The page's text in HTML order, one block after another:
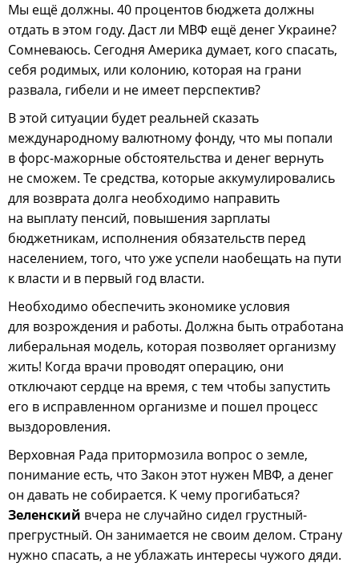
Мы ещё должны. 40 процентов бюджета должны
отдать в этом году. Даст ли МВФ ещё денег Украине?
Сомневаюсь. Сегодня Америка думает, кого спасать,
себя родимых, или колонию, которая на грани
развала, гибели и не имеет перспектив?
В этой ситуации будет реальней сказать
международному валютному фонду, что мы попали
в форс-мажорные обстоятельства и денег вернуть
не сможем. Те средства, которые аккумулировались
для возврата долга необходимо направить
на выплату пенсий, повышения зарплаты
бюджетникам, исполнения обязательств перед
населением, того, что уже успели наобещать на пути
к власти и в первый год власти.
Необходимо обеспечить экономике условия
для возрождения и работы. Должна быть отработана
либеральная модель, которая позволяет организму
жить! Когда врачи проводят операцию, они
отключают сердце на время, с тем чтобы запустить
его в исправленном организме и пошел процесс
выздоровления.
Верховная Рада притормозила вопрос о земле,
понимание есть, что Закон этот нужен МВФ, а денег
он давать не собирается. К чему прогибаться?
Зеленский вчера не случайно сидел грустный-
прегрустный. Он занимается не своим делом. Страну
нужно спасать, а не ублажать интересы чужого дяди.